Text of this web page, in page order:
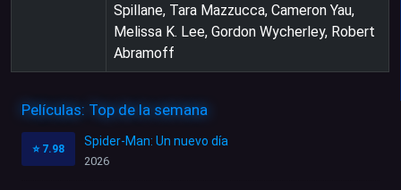
Spillane, Tara Mazzucca, Cameron Yau,
Melissa K. Lee, Gordon Wycherley, Robert
Abramoff
Películas: Top de la semana
⭐ 7.98
Spider-Man: Un nuevo día
2026